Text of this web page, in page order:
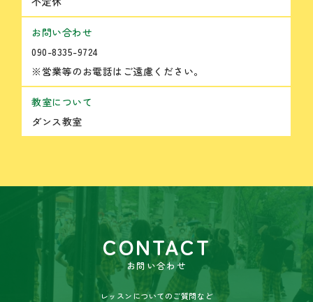
お問い合わせ
090-8335-9724
※営業等のお電話はご遠慮ください。
教室について
ダンス教室
CONTACT
お問い合わせ
レッスンについてのご質問など